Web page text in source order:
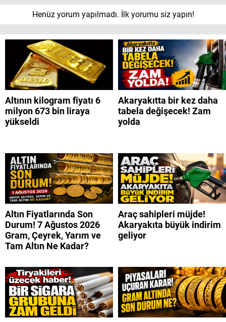
Henüz yorum yapılmadı. İlk yorumu siz yapın!
Altının kilogram fiyatı 6
milyon 673 bin liraya
yükseldi
Akaryakıtta bir kez daha
tabela değişecek! Zam
yolda
Altın Fiyatlarında Son
Durum! 7 Ağustos 2026
Gram, Çeyrek, Yarım ve
Tam Altın Ne Kadar?
Araç sahipleri müjde!
Akaryakıta büyük indirim
geliyor